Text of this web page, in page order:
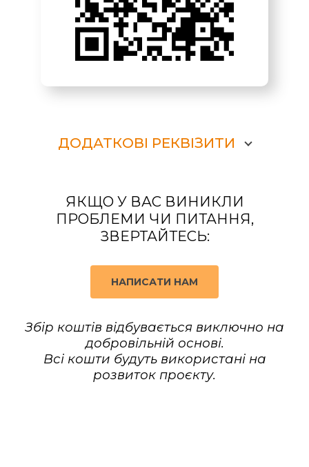
ДОДАТКОВІ РЕКВІЗИТИ
ЯКЩО У ВАС ВИНИКЛИ
ПРОБЛЕМИ ЧИ ПИТАННЯ,
ЗВЕРТАЙТЕСЬ:
НАПИСАТИ НАМ
Збір коштів відбувається виключно на
добровільній основі.
Всі кошти будуть використані на
розвиток проєкту.